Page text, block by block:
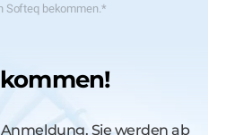
Softeq bekommen. *
Sie werden ab